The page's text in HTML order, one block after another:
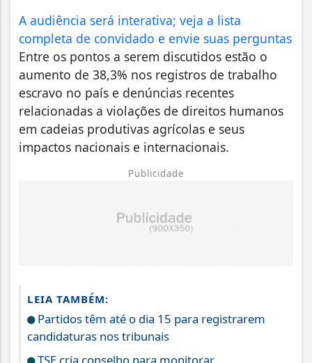
A audiência será interativa; veja a lista
completa de convidado e envie suas perguntas
Entre os pontos a serem discutidos estão o
aumento de 38,3% nos registros de trabalho
escravo no país e denúncias recentes
relacionadas a violações de direitos humanos
em cadeias produtivas agrícolas e seus
impactos nacionais e internacionais.
Publicidade
LEIA TAMBÉM:
Partidos têm até o dia 15 para registrarem
candidaturas nos tribunais